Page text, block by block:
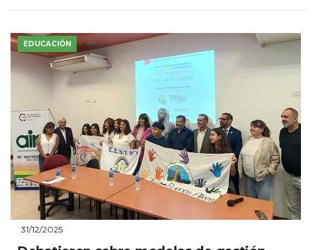
EDUCACIÓN
31/12/2025